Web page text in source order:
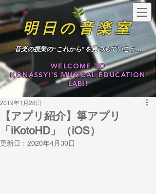
明日の音楽室
​音楽の授業の“これから”を見つめていこう…
WELCOME TO
KONASSYI'S MUSICAL EDUCATION
LAB!!
【アプリ紹介】箏アプリ
「iKotoHD」（iOS）
2019年1月28日
更新日： 2020年4月30日